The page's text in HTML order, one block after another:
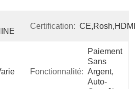
Certification: CE,Rosh,HDMI
Fonctionnalité:
Paiement
Sans
Argent,
Auto-